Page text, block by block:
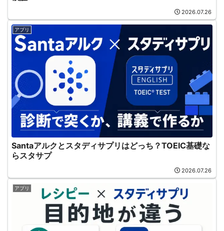
2026.07.26
アプリ
Santaアルクとスタディサプリはどっち？TOEIC基礎な
らスタサプ
2026.07.26
アプリ